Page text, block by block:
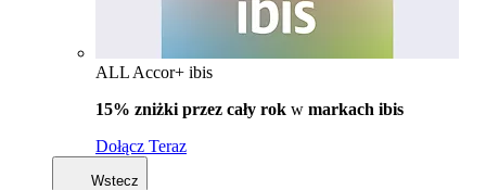
ALL Accor+ ibis
15% zniżki przez cały rok w markach ibis
Dołącz Teraz
Wstecz